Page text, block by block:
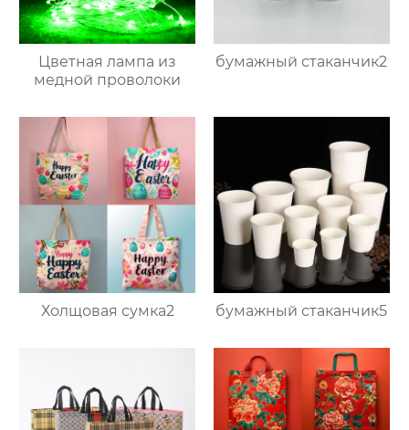
Цветная лампа из
медной проволоки
бумажный стаканчик2
Холщовая сумка2 бумажный стаканчик5